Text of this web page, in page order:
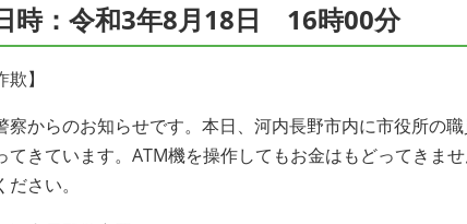
時：令和3年8月18日 16時00分
欺】
察からのお知らせです。本日、河内長野市内に市役所の
てきています。ATM機を操作してもお金はもどってきま
さい。